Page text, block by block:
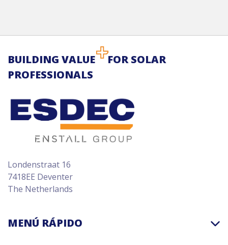
BUILDING VALUE
FOR SOLAR
PROFESSIONALS
Londenstraat 16
7418EE Deventer
The Netherlands
MENÚ RÁPIDO